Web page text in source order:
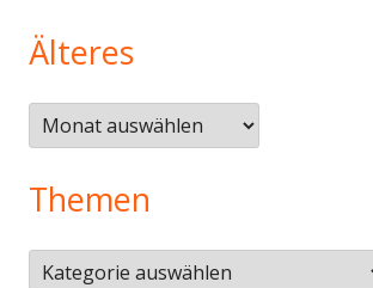
Älteres
Älteres
Themen
Themen